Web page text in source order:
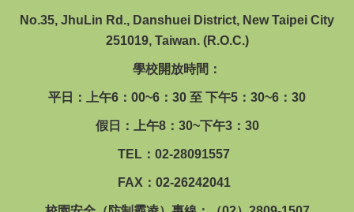
No.35, JhuLin Rd., Danshuei District, New Taipei City
251019, Taiwan. (R.O.C.)
學校開放時間：
平日：上午6：00~6：30 至 下午5：30~6：30
假日：上午8：30~下午3：30
TEL：02-28091557
FAX：02-26242041